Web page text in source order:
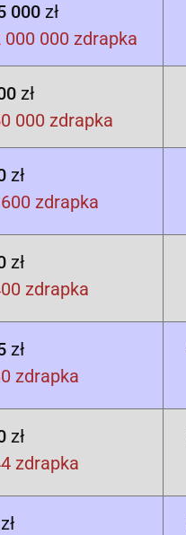
000 zł
000 zdrapka
zł
000 zdrapka
zł
zdrapka
zł
zdrapka
zł
zdrapka
zł
zdrapka
zł